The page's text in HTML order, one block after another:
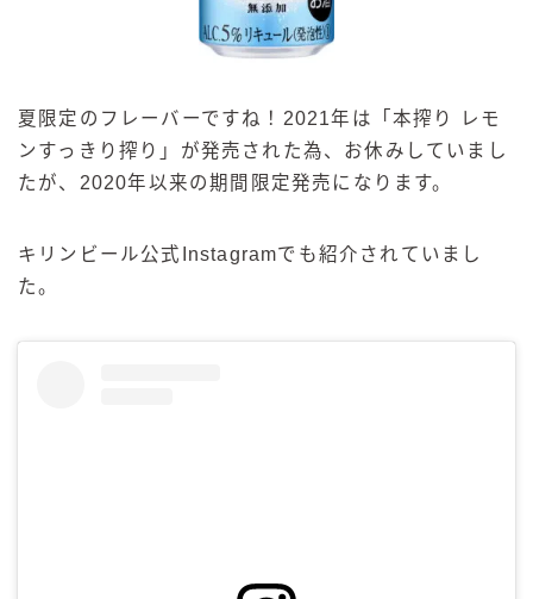
夏限定のフレーバーですね！2021年は「本搾り レモ
ンすっきり搾り」が発売された為、お休みしていまし
たが、2020年以来の期間限定発売になります。
キリンビール公式Instagramでも紹介されていまし
た。